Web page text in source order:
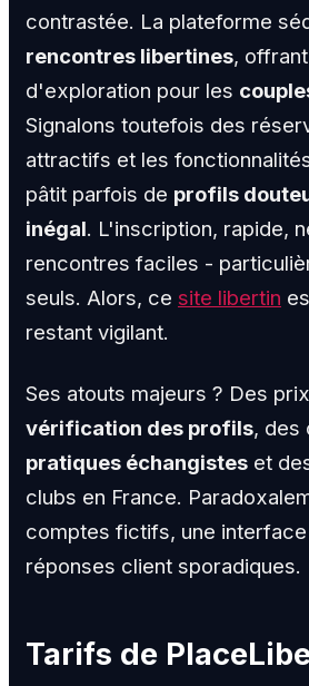
contrastée. La plateforme
rencontres libertines,
d'exploration pour les
Signalons toutefois des
attractifs et les
pâtit parfois de profils
inégal. L'inscription, rapide,
rencontres faciles -
seuls. Alors, ce site libertin
restant vigilant.
Ses atouts majeurs ? Des
vérification des profils, des
pratiques échangistes et
clubs en France.
comptes fictifs, une
réponses client sporadiques.
Tarifs de